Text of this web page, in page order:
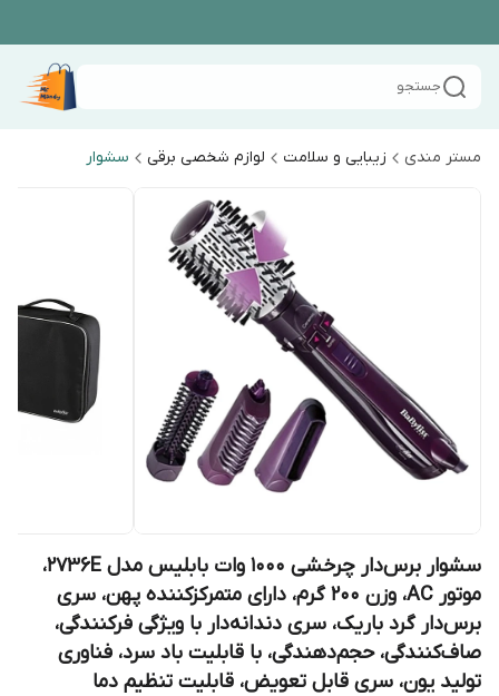
جستجو
مستر مندی زیبایی و سلامت لوازم شخصی برقی سشوار
سشوار برس‌دار چرخشی 1000 وات بابلیس مدل 2736E،
موتور AC، وزن 200 گرم، دارای متمرکز‌کننده پهن، سری
برس‌دار گرد باریک، سری دندانه‌دار با ویژگی فرکنندگی،
صاف‌کنندگی، حجم‌دهندگی، با قابلیت باد سرد، فناوری
تولید یون، سری قابل تعویض، قابلیت تنظیم دما